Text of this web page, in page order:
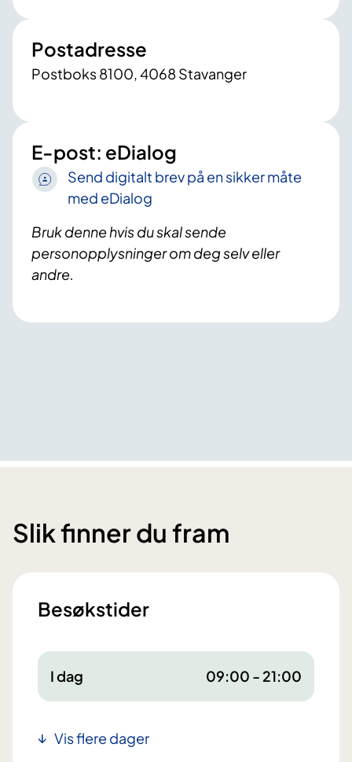
Postadresse
Postboks 8100, 4068 Stavanger
E-post: eDialog
Send digitalt brev på en sikker måte
med eDialog
Bruk denne hvis du skal sende
personopplysninger om deg selv eller
andre.
Slik finner du fram
Besøkstider
I dag 09:00 - 21:00
Vis flere dager